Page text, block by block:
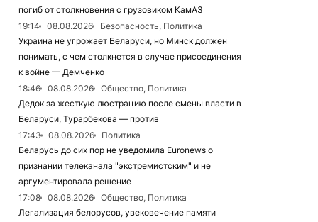
погиб от столкновения с грузовиком КамАЗ
19:14
08.08.2026
Безопасность, Политика
Украина не угрожает Беларуси, но Минск должен
понимать, с чем столкнется в случае присоединения
к войне — Демченко
18:46
08.08.2026
Общество, Политика
Дедок за жесткую люстрацию после смены власти в
Беларуси, Турарбекова — против
17:43
08.08.2026
Политика
Беларусь до сих пор не уведомила Euronews о
признании телеканала "экстремистским" и не
аргументировала решение
17:08
08.08.2026
Общество, Политика
Легализация белорусов, увековечение памяти